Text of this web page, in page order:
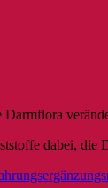
dabei, die